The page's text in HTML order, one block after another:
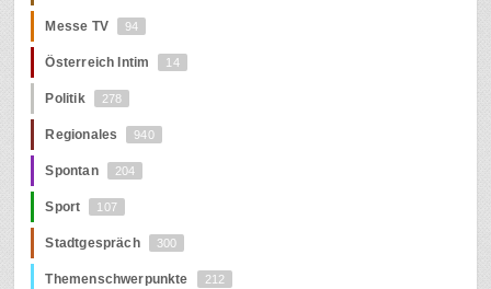
Messe TV 94
Österreich Intim 14
Politik 278
Regionales 940
Spontan 204
Sport 107
Stadtgespräch 300
Themenschwerpunkte 212